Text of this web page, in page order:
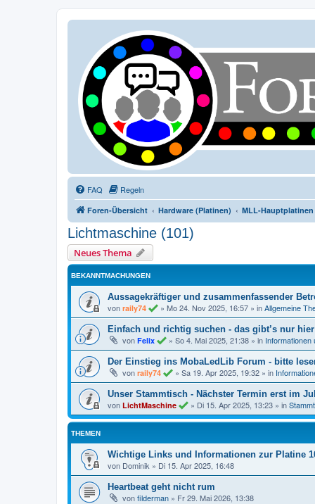
FAQ Regeln
Foren-Übersicht Hardware (Platinen) MLL-
Lichtmaschine (101)
Neues Thema
BEKANNTMACHUNGEN
Aussagekräftiger und zusammenfassender
von raily74 » Mo 24. Nov 2025, 16:57 » inAllgemeine
Einfach und richtig suchen - das gibt’s nur hier
von Felix » So 4. Mai 2025, 21:38 » in Informationen
Der Einstieg ins MobaLedLib Forum - bitte
von raily74 » Sa 19. Apr 2025, 19:32 » in
Unser Stammtisch - Nächster Termin erst im
von LichtMaschine » Di 15. Apr 2025, 13:23 » in
THEMEN
Wichtige Links und Informationen zur Platine
von Dominik » Di 15. Apr 2025, 16:48
Heartbeat geht nicht rum
vonfilderman » Fr 29. Mai 2026, 13:38